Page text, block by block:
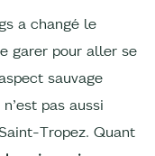
a changé le
garer pour aller se
sauvage
pas aussi
Tropez. Quant